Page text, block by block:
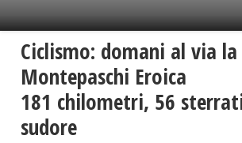
Ciclismo: domani al via la
Montepaschi Eroica
181 chilometri, 56
sudore